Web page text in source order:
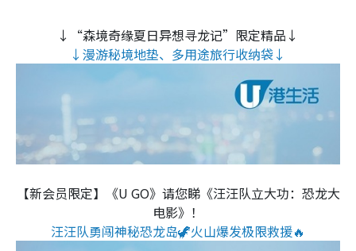
↓“森境奇缘夏日异想寻龙记”限定精品↓
↓漫游秘境地垫、多用途旅行收纳袋↓
【新会员限定】《U GO》请您睇《汪汪队立大功：恐龙大
电影》！
汪汪队勇闯神秘恐龙岛🦖火山爆发极限救援🔥